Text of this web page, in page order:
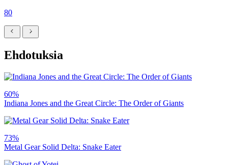
80
Ehdotuksia
60%
Indiana Jones and the Great Circle: The Order of Giants
73%
Metal Gear Solid Delta: Snake Eater